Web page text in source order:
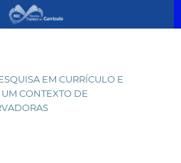
EM CURRÍCULO E
CONTEXTO DE